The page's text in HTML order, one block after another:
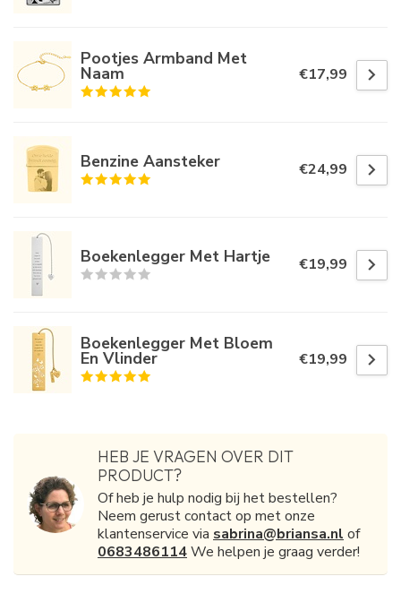
Pootjes Armband Met
Naam €17,99
Benzine Aansteker €24,99
Boekenlegger Met Hartje €19,99
Boekenlegger Met Bloem
En Vlinder €19,99
HEB JE VRAGEN OVER DIT
PRODUCT?
Of heb je hulp nodig bij het bestellen?
Neem gerust contact op met onze
klantenservice via sabrina@briansa.nl of
0683486114We helpen je graag verder!